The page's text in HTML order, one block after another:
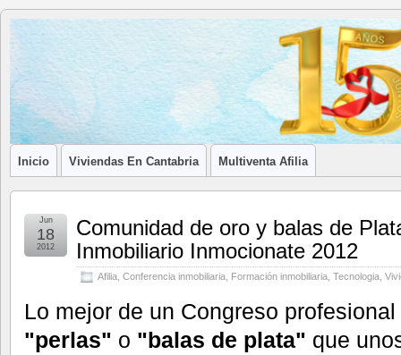
Blog de
Afilia
Inmobiliarias
LA ASOCIACIÓN DE LOS PROFESIONALES INMOBILIARIOS
Inicio Viviendas En Cantabria Multiventa Afilia
Comunidad de oro y balas de
Inmobiliario Inmocionate 2012
Afilia Conferencia inmobiliaria Formación inmobiliaria Tecnologia
Jun
18
2012
Lo mejor de un Congreso
"perlas" o "balas de plata" que